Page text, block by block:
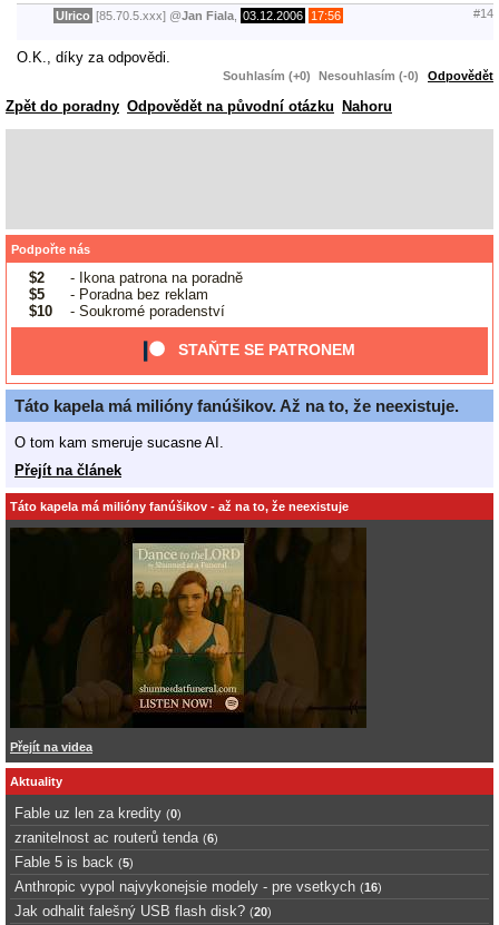
Ulrico [85.70.5.xxx] @Jan Fiala 03.12.2006 17:56 #14
O.K., díky za odpovědi.
Souhlasím (+0) Nesouhlasím (-0) Odpovědět
Zpět do poradny Odpovědět na původní otázku Nahoru
Podpořte nás
$2
- Ikona patrona na poradně
$5
- Poradna bez reklam
$10
- Soukromé poradenství
STAŇTE SE PATRONEM
Táto kapela má milióny fanúšikov. Až na to, že neexistuje.
O tom kam smeruje sucasne AI.
Přejít na článek
Táto kapela má milióny fanúšikov - až na to, že neexistuje
Přejít na videa
Aktuality
Fable uz len za kredity (0)
zranitelnost ac routerů tenda (6)
Fable 5 is back (5)
Anthropic vypol najvykonejsie modely - pre vsetkych (16)
Jak odhalit falešný USB flash disk? (20)